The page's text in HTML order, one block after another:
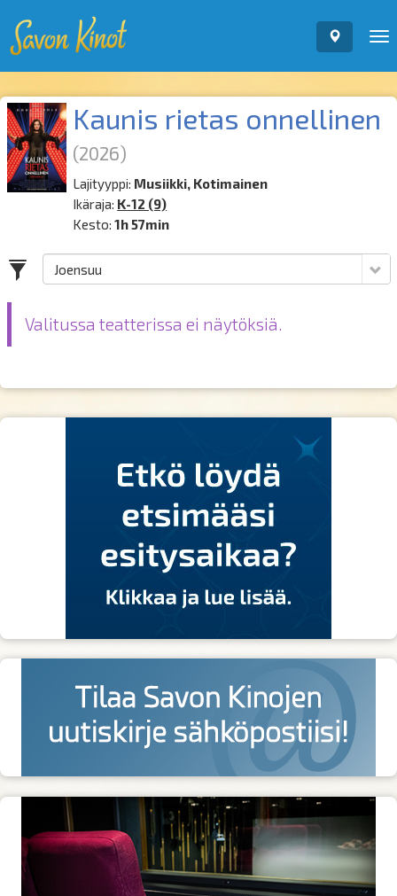
Kaunis rietas onnellinen
(2026)
Lajityyppi: Musiikki, Kotimainen
Ikäraja: K-12 (9)
Kesto:1h 57min
Valitussa teatterissa ei näytöksiä.